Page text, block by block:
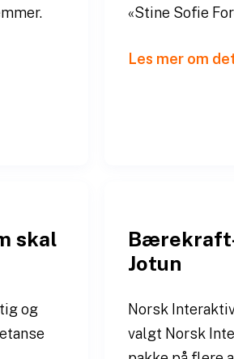
«Stine Sofie
Les mer om
skal
og
Jotun
Norsk
valgt Norsk